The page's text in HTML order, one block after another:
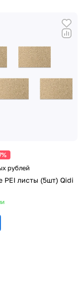
рублей
PEI листы (5шт) Qidi